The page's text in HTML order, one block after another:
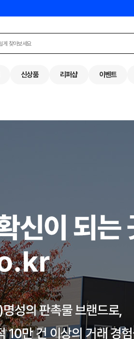
신상품 리퍼샵 이벤트